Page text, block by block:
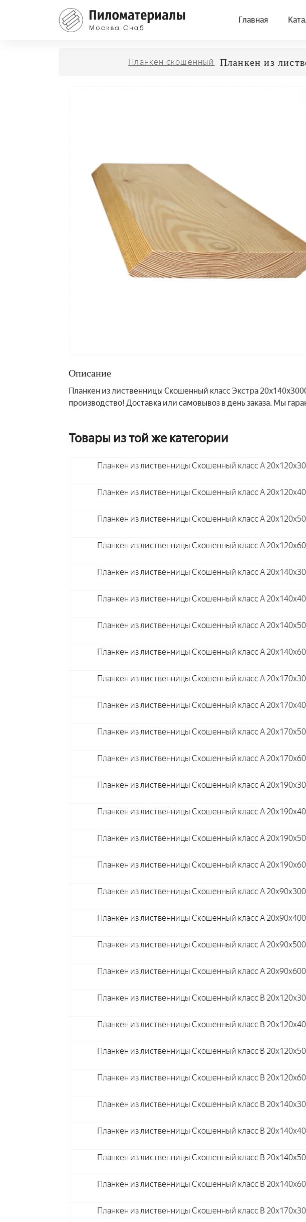
Главная
Планкен скошенный Планкен из
Описание
Планкен из лиственницы Скошенный класс Экстра
производство! Доставка или самовывоз в день заказа. Мы
Товары из той же категории
Планкен из лиственницы Скошенный класс А
Планкен из лиственницы Скошенный класс А
Планкен из лиственницы Скошенный класс А
Планкен из лиственницы Скошенный класс А
Планкен из лиственницы Скошенный класс А
Планкен из лиственницы Скошенный класс А
Планкен из лиственницы Скошенный класс А
Планкен из лиственницы Скошенный класс А
Планкен из лиственницы Скошенный класс А
Планкен из лиственницы Скошенный класс А
Планкен из лиственницы Скошенный класс А
Планкен из лиственницы Скошенный класс А
Планкен из лиственницы Скошенный класс А
Планкен из лиственницы Скошенный класс А
Планкен из лиственницы Скошенный класс А
Планкен из лиственницы Скошенный класс А
Планкен из лиственницы Скошенный класс А
Планкен из лиственницы Скошенный класс А
Планкен из лиственницы Скошенный класс А
Планкен из лиственницы Скошенный класс А
Планкен из лиственницы Скошенный класс В
Планкен из лиственницы Скошенный класс В
Планкен из лиственницы Скошенный класс В
Планкен из лиственницы Скошенный класс В
Планкен из лиственницы Скошенный класс В
Планкен из лиственницы Скошенный класс В
Планкен из лиственницы Скошенный класс В
Планкен из лиственницы Скошенный класс В
Планкен из лиственницы Скошенный класс В